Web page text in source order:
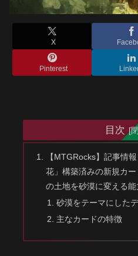
X
Pinterest
目次
【MTGRocks】記事情
花」構築済みの新規カ
の土地を砂漠に変える能
砂漠をテーマにした
主なカードの特徴